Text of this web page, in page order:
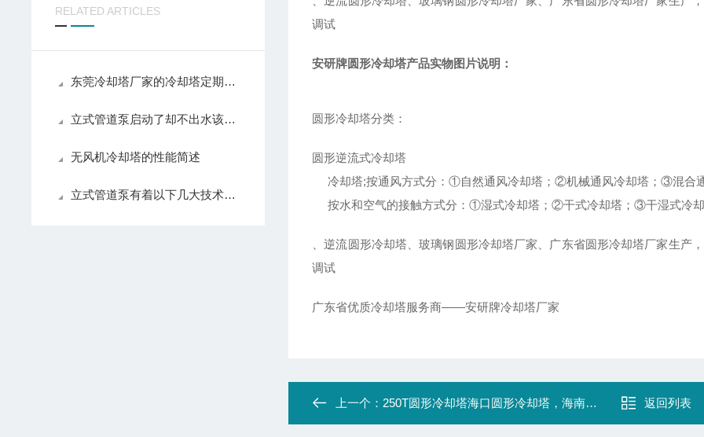
RELATED ARTICLES
东莞冷却塔厂家的冷却塔定期清洗
立式管道泵启动了却不出水该怎样解决呢
无风机冷却塔的性能简述
立式管道泵有着以下几大技术特点
调试
安研牌圆形冷却塔产品实物图片说明：
圆形冷却塔分类：
圆形逆流式冷却塔
冷却塔;按通风方式分：①自然通风冷却塔；②机械通风冷却塔；③混合
按水和空气的接触方式分：①湿式冷却塔；②干式冷却塔；③干湿式冷
、逆流圆形冷却塔、玻璃钢圆形冷却塔厂家、广东省圆形冷却塔厂家生
调试
广东省优质冷却塔服务商——安研牌冷却塔厂家
上一个： 250T圆形冷却塔海口圆形冷却塔，海南玻璃钢冷却水塔生产厂家 返回列表